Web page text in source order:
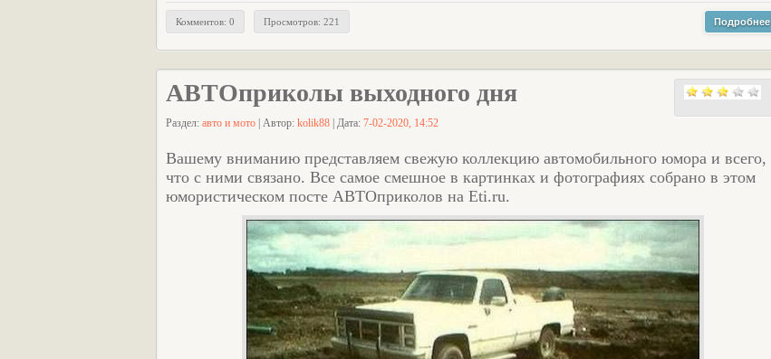
Комментов: 0 Просмотров: 221 Подробнее
АВТОприколы выходного дня
Раздел: авто и мото | Автор: kolik88 | Дата: 7-02-2020, 14:52
Вашему вниманию представляем свежую коллекцию автомобильного юмора и всего,
что с ними связано. Все самое смешное в картинках и фотографиях собрано в этом
юмористическом посте АВТОприколов на Eti.ru.